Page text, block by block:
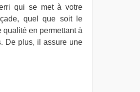
qui se met à votre
quel que soit le
qualité en permettant à
De plus, il assure une